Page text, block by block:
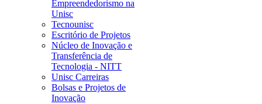
Empreendedorismo na
Unisc
Tecnounisc
Escritório de Projetos
Núcleo de Inovação e
Transferência de
Tecnologia - NITT
Unisc Carreiras
Bolsas e Projetos de
Inovação